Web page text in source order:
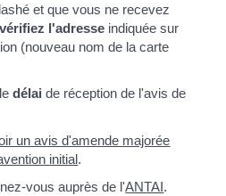
et que vous ne recevez
vérifiez l'adresse indiquée sur
(nouveau nom de la carte
ledélai de réception de l'avis de
un avis d'amende majorée
initial.
vous auprès de l'ANTAI.